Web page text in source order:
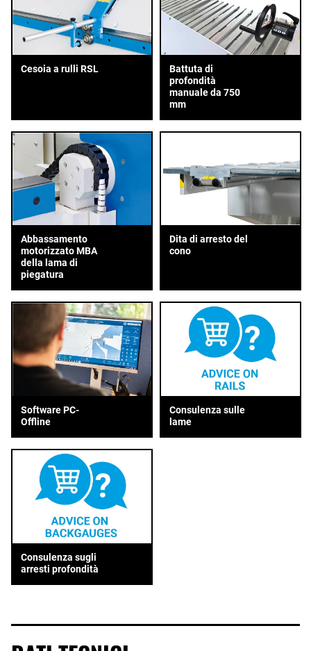
Cesoia a rulli RSL
Battuta di
profondità
manuale da 750
mm
Abbassamento
motorizzato MBA
della lama di
piegatura
Dita di arresto del
cono
Software PC-
Offline
Consulenza sulle
lame
Consulenza sugli
arresti profondità